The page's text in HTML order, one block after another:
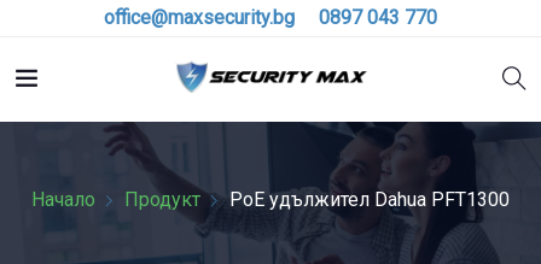
office@maxsecurity.bg 0897 043 770
Начало Продукт PoE удължител Dahua PFT1300